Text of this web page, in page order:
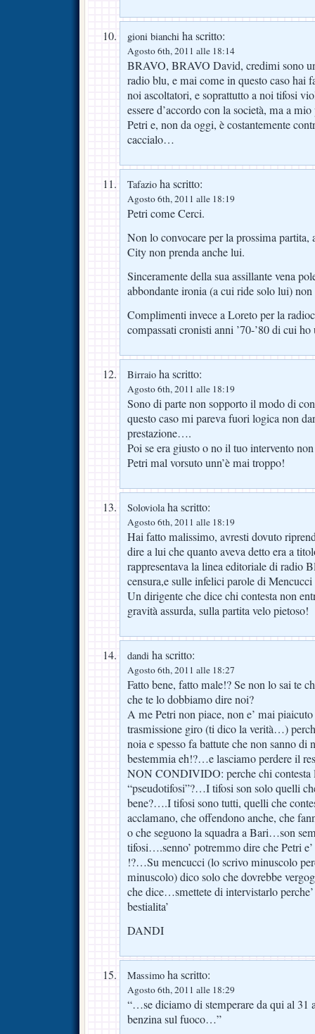
gioni bianchi ha scritto:
Agosto 6th, 2011 alle 18:14
BRAVO, BRAVO David, credimi sono
radio blu, e mai come in questo caso hai
noi ascoltatori, e soprattutto a noi tifosi
essere d’accordo con la società, ma a
Petri e, non da oggi, è costantemente
caccialo…
Tafazio ha scritto:
Agosto 6th, 2011 alle 18:19
Petri come Cerci.
Non lo convocare per la prossima partita,
City non prenda anche lui.
Sinceramente della sua assillante vena
abbondante ironia (a cui ride solo lui)
Complimenti invece a Loreto per la
compassati cronisti anni ’70-’80 di cui ho
Birraio ha scritto:
Agosto 6th, 2011 alle 18:19
Sono di parte non sopporto il modo di
questo caso mi pareva fuori logica non
prestazione….
Poi se era giusto o no il tuo intervento
Petri mal vorsuto unn’è mai troppo!
Soloviolaha scritto:
Agosto 6th, 2011 alle 18:19
Hai fatto malissimo, avresti dovuto
dire a lui che quanto aveva detto era a
rappresentava la linea editoriale di radio
censura,e sulle infelici parole di
Un dirigente che dice chi contesta non
gravità assurda, sulla partita velo pietoso!
dandi ha scritto:
Agosto 6th, 2011 alle 18:27
Fatto bene, fatto male!? Se non lo sai te
che te lo dobbiamo dire noi?
A me Petri non piace, non e’ mai piaicuto
trasmissione giro (ti dico la verità…)
noia e spesso fa battute che non sanno
bestemmia eh!?…e lasciamo perdere il
NON CONDIVIDO: perche chi contesta
“pseudotifosi”?…I tifosi son solo quelli
bene?….I tifosi sono tutti, quelli che
acclamano, che offendono anche, che
o che seguono la squadra a Bari…son
tifosi….senno’ potremmo dire che Petri
!?…Su mencucci (lo scrivo minuscolo
minuscolo) dico solo che dovrebbe
che dice…smettete di intervistarlo
bestialita’
DANDI
Massimo ha scritto:
Agosto 6th, 2011 alle 18:29
“…se diciamo di stemperare da qui al 31
benzina sul fuoco…”